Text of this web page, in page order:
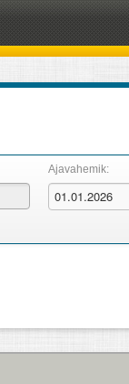
Ajavahemik: